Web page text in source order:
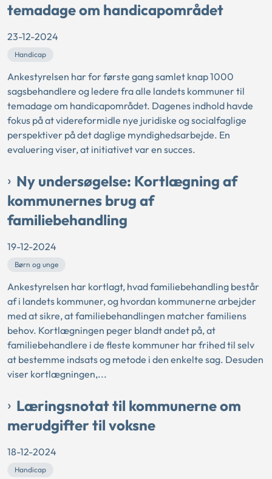
temadage om handicapområdet
23-12-2024
Handicap
Ankestyrelsen har for første gang samlet knap 1000
sagsbehandlere og ledere fra alle landets kommuner til
temadage om handicapområdet. Dagenes indhold havde
fokus på at videreformidle nye juridiske og socialfaglige
perspektiver på det daglige myndighedsarbejde. En
evaluering viser, at initiativet var en succes.
Ny undersøgelse: Kortlægning af
kommunernes brug af
familiebehandling
19-12-2024
Børn og unge
Ankestyrelsen har kortlagt, hvad familiebehandling består
af i landets kommuner, og hvordan kommunerne arbejder
med at sikre, at familiebehandlingen matcher familiens
behov. Kortlægningen peger blandt andet på, at
familiebehandlere i de fleste kommuner har frihed til selv
at bestemme indsats og metode i den enkelte sag. Desuden
viser kortlægningen,...
Læringsnotat til kommunerne om
merudgifter til voksne
18-12-2024
Handicap